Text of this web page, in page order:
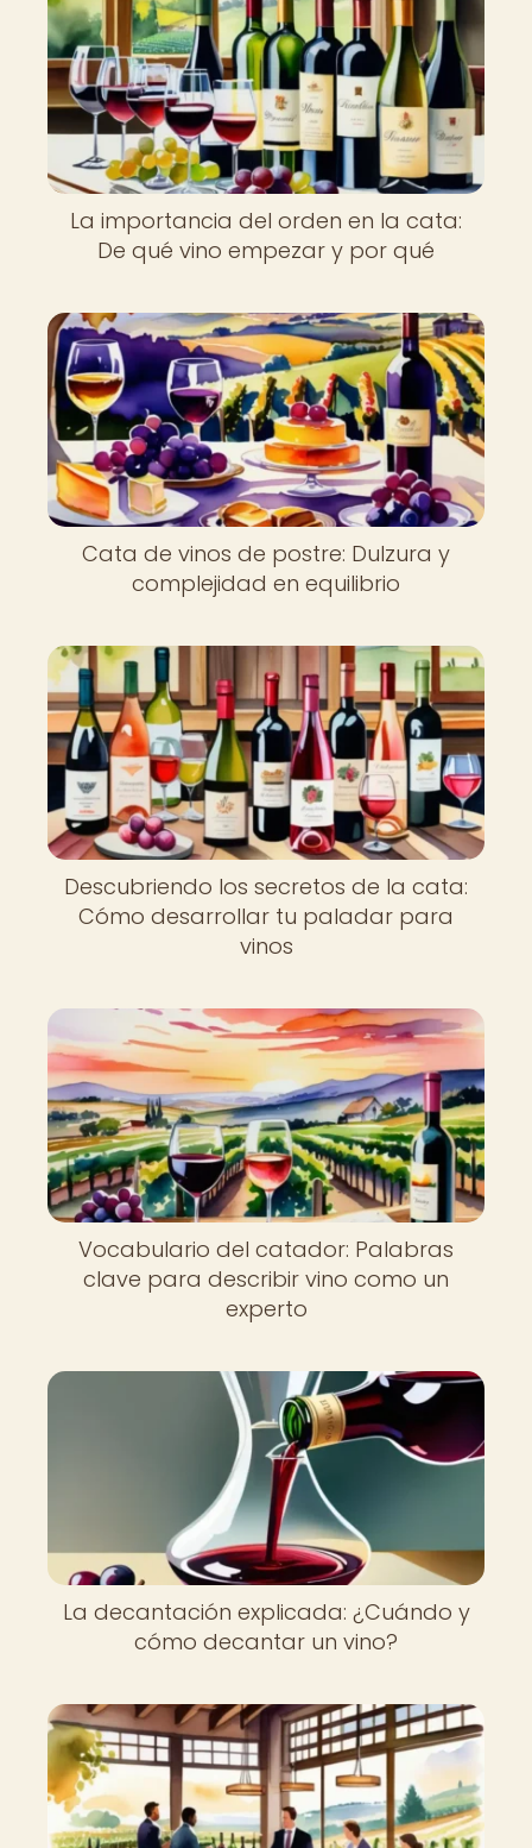
La importancia del orden en la cata:
De qué vino empezar y por qué
Cata de vinos de postre: Dulzura y
complejidad en equilibrio
Descubriendo los secretos de la cata:
Cómo desarrollar tu paladar para
vinos
Vocabulario del catador: Palabras
clave para describir vino como un
experto
La decantación explicada: ¿Cuándo y
cómo decantar un vino?